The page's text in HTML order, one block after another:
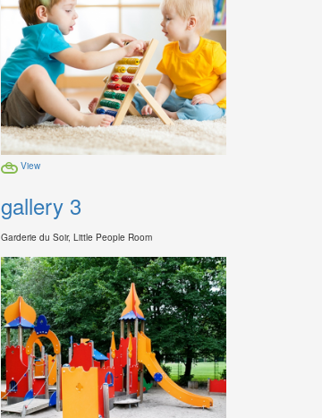
View
gallery 3
Garderie du Soir, Little People Room